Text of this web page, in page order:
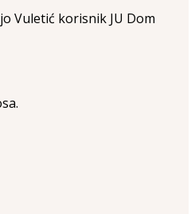
Vuletić korisnik JU Dom